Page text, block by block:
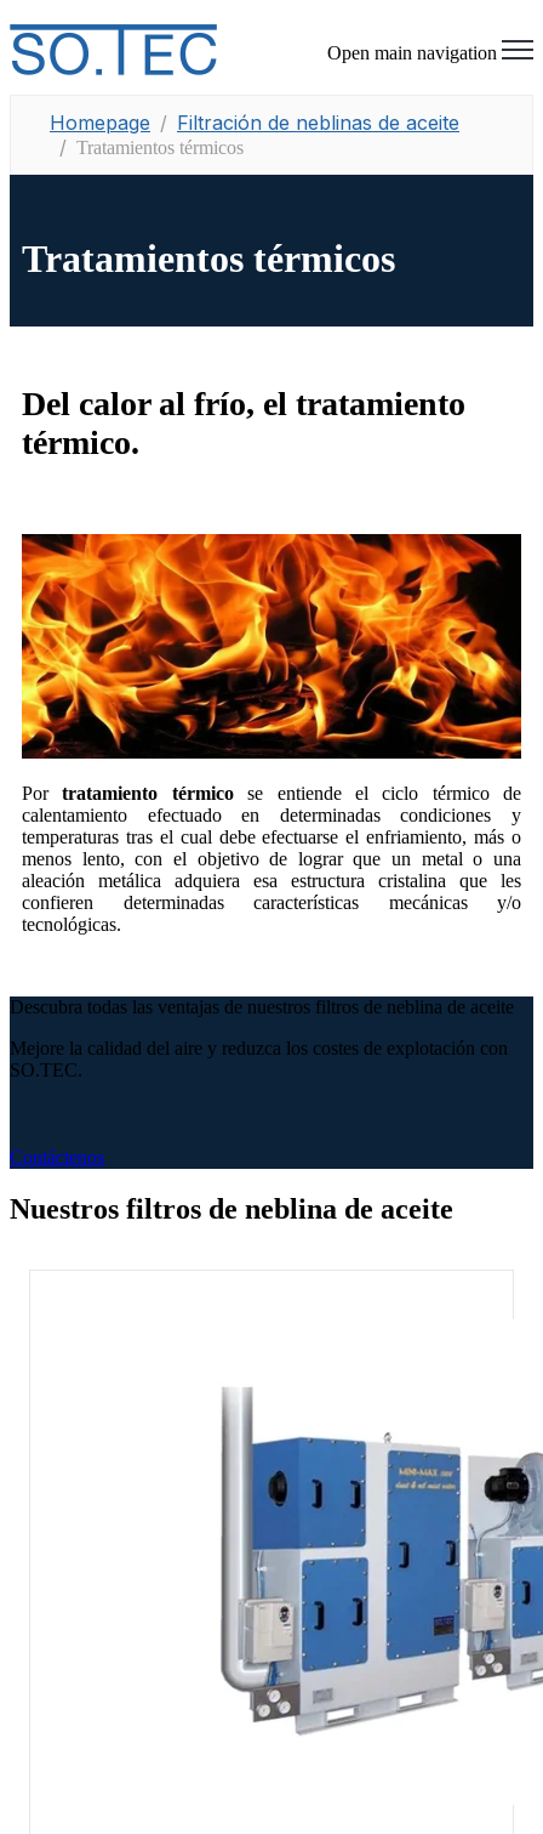
Open main navigation
Homepage Filtración de neblinas de aceite
Tratamientos térmicos
Tratamientos térmicos
Del calor al frío, el tratamiento
térmico.
Portratamiento térmicose entiende el ciclo térmico de
calentamiento efectuado en determinadas condiciones y
temperaturas tras el cual debe efectuarse el enfriamiento, más o
menos lento, con el objetivo de lograr que un metal o una
aleación metálica adquiera esa estructura cristalina que les
confieren determinadas características mecánicas y/o
tecnológicas.
Descubra todas las ventajas de nuestros filtros de neblina de aceite
Mejore la calidad del aire y reduzca los costes de explotación con
SO.TEC.
Contáctenos
Nuestros filtros de neblina de aceite